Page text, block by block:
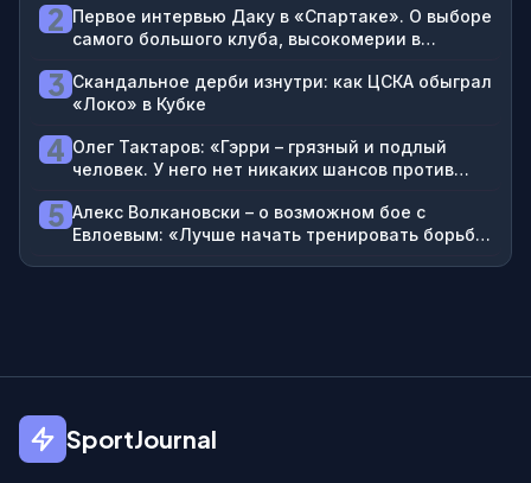
2 Первое интервью Даку в «Спартаке». О выборе
самого большого клуба, высокомерии в
3 Скандальное дерби изнутри: как ЦСКА обыграл
«Локо» в Кубке
4 Олег Тактаров: «Гэрри – грязный и подлый
человек. У него нет никаких шансов против
5 Алекс Волкановски – о возможном бое с
Евлоевым: «Лучше начать тренировать борьбу
SportJournal